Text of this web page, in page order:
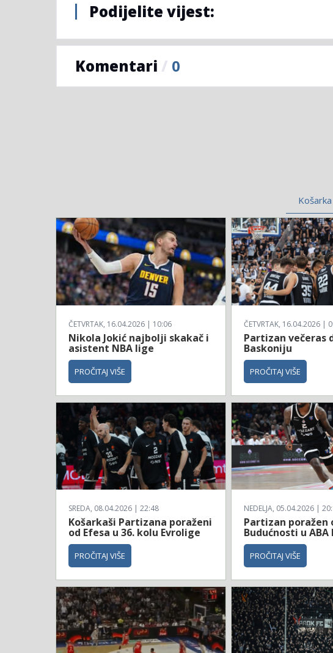
Podijelite vijest:
Komentari / 0
Košarka
ČETVRTAK, 16.04.2026 | 10:06
Nikola Jokić najbolji skakač i
asistent NBA lige
PROČITAJ VIŠE
ČETVRTAK, 16.04.2026 |
Partizan večeras
Baskoniju
PROČITAJ VIŠE
SREDA, 08.04.2026 | 22:48
Košarkaši Partizana poraženi
od Efesa u 36. kolu Evrolige
PROČITAJ VIŠE
NEDELJA, 05.04.2026 |
Partizan poražen
Budućnosti u ABA
PROČITAJ VIŠE